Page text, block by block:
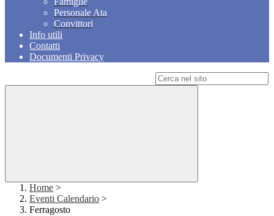
Personale Ata
Convittori
Info utili
Contatti
Documenti Privacy
Home >
Eventi Calendario >
Ferragosto